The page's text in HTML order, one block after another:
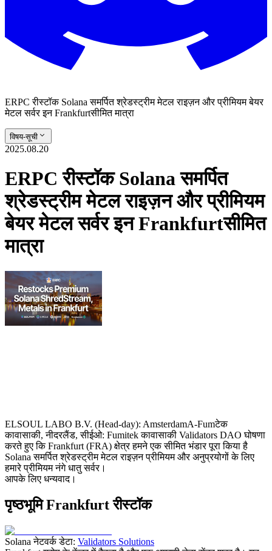
ERPC रीस्टॉक Solana समर्पित श्रेडस्ट्रीम मेटल राइज़न और प्रीमियम बेयर
मेटल सर्वर इन Frankfurtसीमित मात्रा
विषय-सूची
2025.08.20
ERPC रीस्टॉक Solana समर्पित
श्रेडस्ट्रीम मेटल राइज़न और प्रीमियम
बेयर मेटल सर्वर इन Frankfurtसीमित
मात्रा
ELSOUL LABO B.V. (Head-day): AmsterdamA-Fumटेक
कावासाकी, नीदरलैंड, सीईओ: Fumitek कावासाकी Validators DAO घोषणा
करते हुए कि Frankfurt (FRA) क्षेत्र हमने एक सीमित भंडार पूरा किया है
Solana समर्पित श्रेडस्ट्रीम मेटल राइज़न प्रीमियम और अनुप्रयोगों के लिए
हमारे प्रीमियम नंगे धातु सर्वर।
आपके लिए धन्यवाद।
पृष्ठभूमि Frankfurt रीस्टॉक
Solana नेटवर्क डेटा: Validators Solutions